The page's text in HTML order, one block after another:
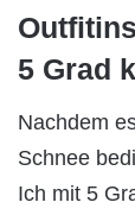
5 Grad
Nachdem
Schnee
Ich mit 5